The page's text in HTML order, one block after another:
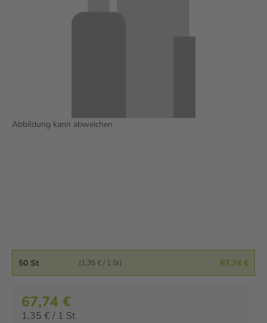
Abbildung kann abweichen
50 St (1,35 € / 1 St) 67,74 €
67,74 €
1,35 € / 1 St